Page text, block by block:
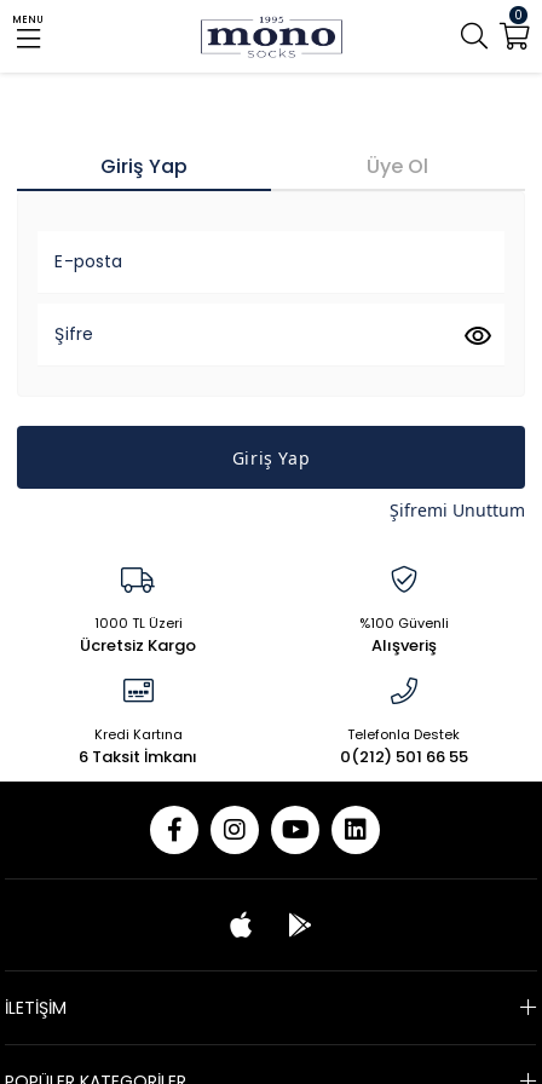
0
MENU
Giriş Yap Üye Ol
E-posta
Şifre
Giriş Yap
Şifremi Unuttum
1000 TL Üzeri
Ücretsiz Kargo
%100 Güvenli
Alışveriş
Kredi Kartına
6 Taksit İmkanı
Telefonla Destek
0(212) 501 66 55
İLETİŞİM